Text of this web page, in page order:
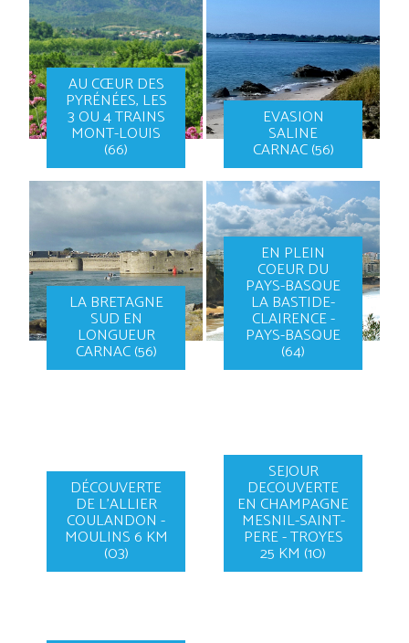
AU CŒUR DES
PYRÉNÉES, LES
3 OU 4 TRAINS
MONT-LOUIS
(66)
EVASION
SALINE
CARNAC (56)
LA BRETAGNE
SUD EN
LONGUEUR
CARNAC (56)
EN PLEIN
COEUR DU
PAYS-BASQUE
LA BASTIDE-
CLAIRENCE -
PAYS-BASQUE
(64)
DÉCOUVERTE
DE L'ALLIER
COULANDON -
MOULINS 6 KM
(03)
SEJOUR
DECOUVERTE
EN CHAMPAGNE
MESNIL-SAINT-
PERE - TROYES
25 KM (10)